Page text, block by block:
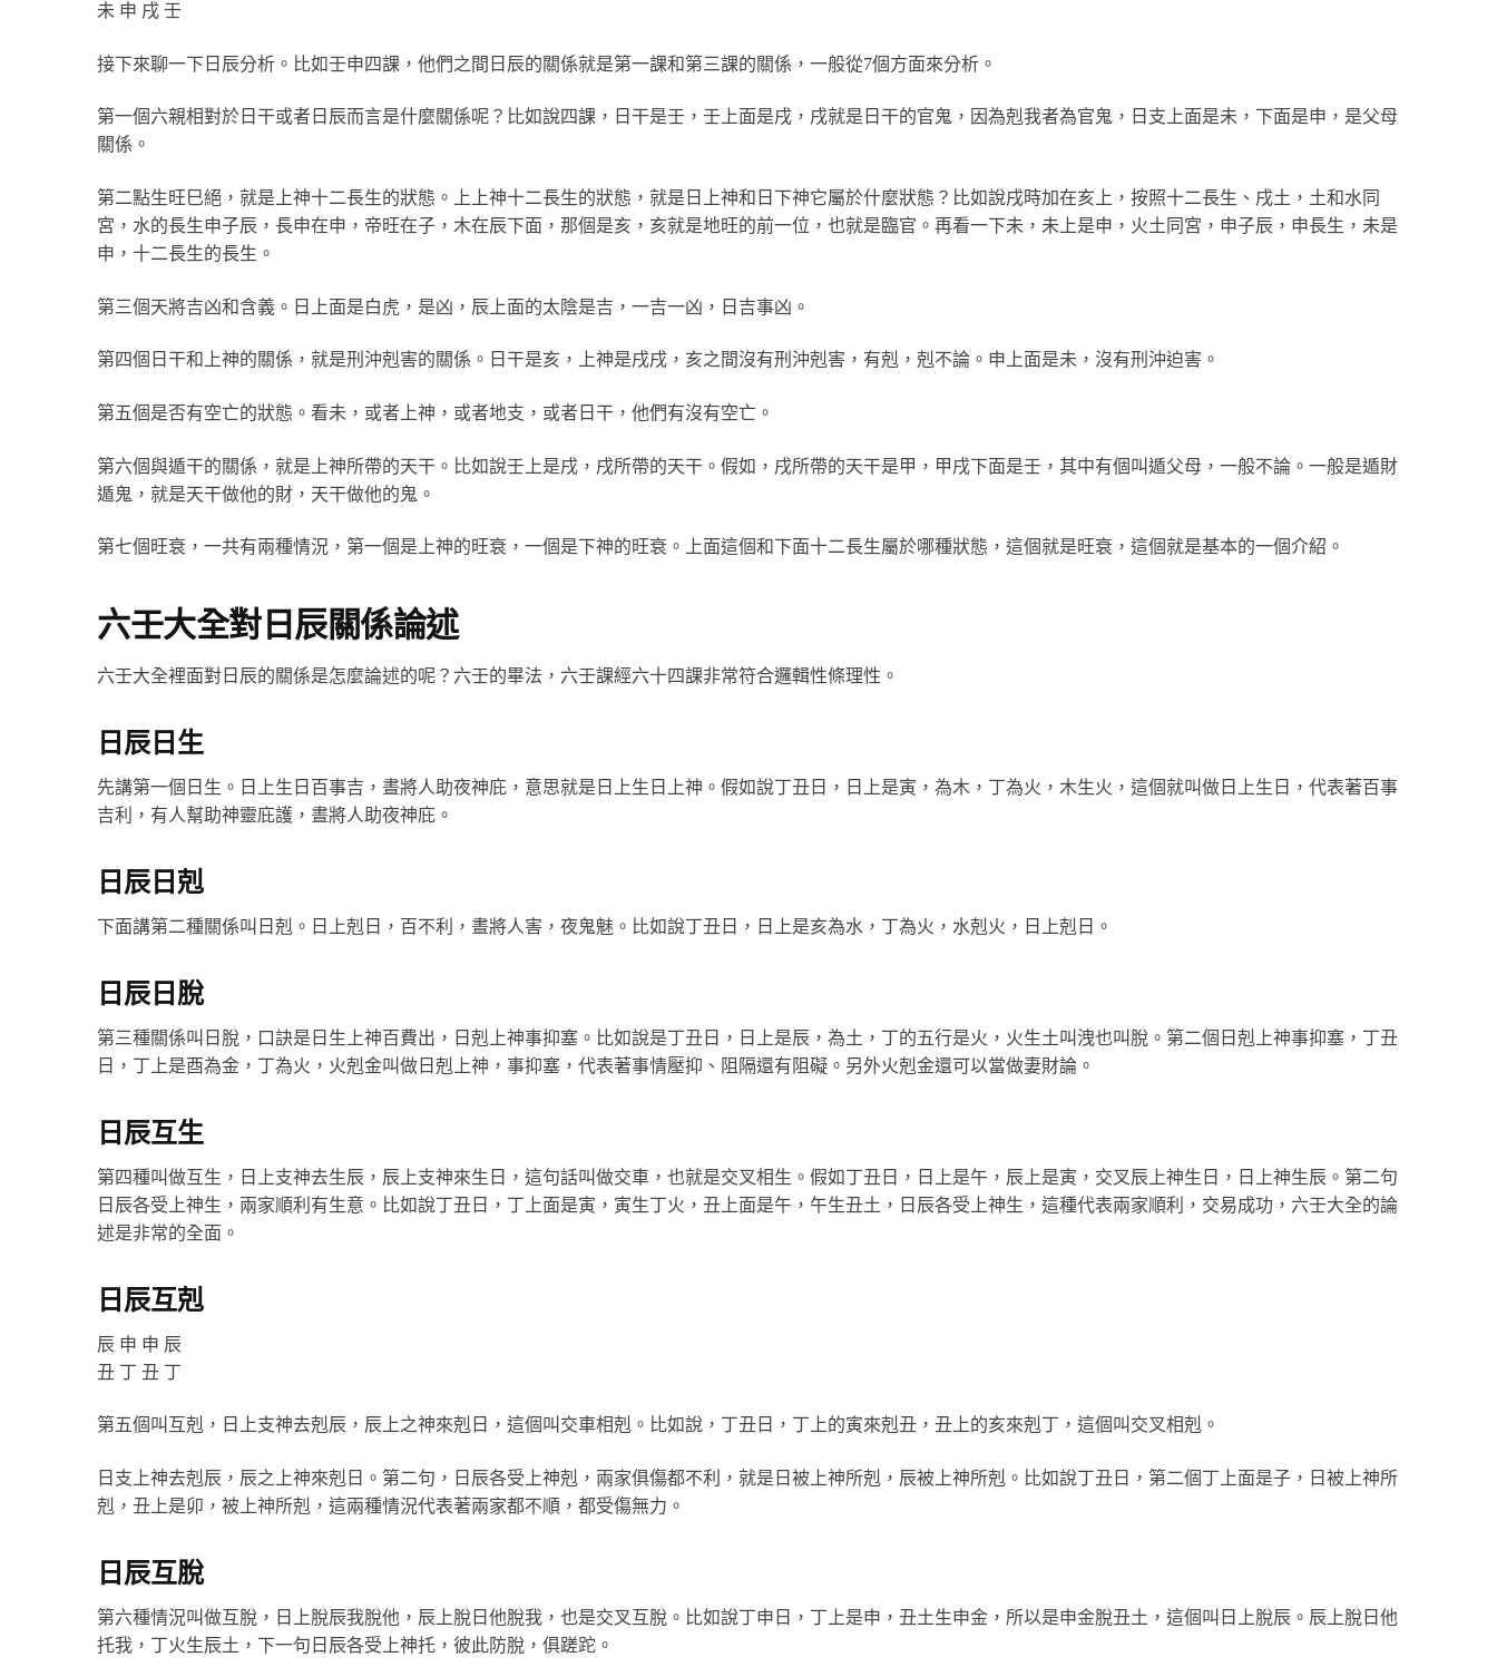
未 申 戌 壬
接下來聊一下日辰分析。比如壬申四課，他們之間日辰的關係就是第一課和第三課的關係，一般從7個方面來分析。
第一個六親相對於日干或者日辰而言是什麼關係呢？比如說四課，日干是壬，壬上面是戌，戌就是日干的官鬼，因為剋我者為官鬼，日支上面是未，下面是申，是父母
關係。
第二點生旺巳絕，就是上神十二長生的狀態。上上神十二長生的狀態，就是日上神和日下神它屬於什麼狀態？比如說戌時加在亥上，按照十二長生、戌土，土和水同
宮，水的長生申子辰，長申在申，帝旺在子，木在辰下面，那個是亥，亥就是地旺的前一位，也就是臨官。再看一下未，未上是申，火土同宮，申子辰，申長生，未是
申，十二長生的長生。
第三個天將吉凶和含義。日上面是白虎，是凶，辰上面的太陰是吉，一吉一凶，日吉事凶。
第四個日干和上神的關係，就是刑沖剋害的關係。日干是亥，上神是戌戌，亥之間沒有刑沖剋害，有剋，剋不論。申上面是未，沒有刑沖迫害。
第五個是否有空亡的狀態。看未，或者上神，或者地支，或者日干，他們有沒有空亡。
第六個與遁干的關係，就是上神所帶的天干。比如說壬上是戌，戌所帶的天干。假如，戌所帶的天干是甲，甲戌下面是壬，其中有個叫遁父母，一般不論。一般是遁財
遁鬼，就是天干做他的財，天干做他的鬼。
第七個旺衰，一共有兩種情況，第一個是上神的旺衰，一個是下神的旺衰。上面這個和下面十二長生屬於哪種狀態，這個就是旺衰，這個就是基本的一個介紹。
六壬大全對日辰關係論述
六壬大全裡面對日辰的關係是怎麼論述的呢？六壬的畢法，六壬課經六十四課非常符合邏輯性條理性。
日辰日生
先講第一個日生。日上生日百事吉，晝將人助夜神庇，意思就是日上生日上神。假如說丁丑日，日上是寅，為木，丁為火，木生火，這個就叫做日上生日，代表著百事
吉利，有人幫助神靈庇護，晝將人助夜神庇。
日辰日剋
下面講第二種關係叫日剋。日上剋日，百不利，晝將人害，夜鬼魅。比如說丁丑日，日上是亥為水，丁為火，水剋火，日上剋日。
日辰日脫
第三種關係叫日脫，口訣是日生上神百費出，日剋上神事抑塞。比如說是丁丑日，日上是辰，為土，丁的五行是火，火生土叫洩也叫脫。第二個日剋上神事抑塞，丁丑
日，丁上是酉為金，丁為火，火剋金叫做日剋上神，事抑塞，代表著事情壓抑、阻隔還有阻礙。另外火剋金還可以當做妻財論。
日辰互生
第四種叫做互生，日上支神去生辰，辰上支神來生日，這句話叫做交車，也就是交叉相生。假如丁丑日，日上是午，辰上是寅，交叉辰上神生日，日上神生辰。第二句
日辰各受上神生，兩家順利有生意。比如說丁丑日，丁上面是寅，寅生丁火，丑上面是午，午生丑土，日辰各受上神生，這種代表兩家順利，交易成功，六壬大全的論
述是非常的全面。
日辰互剋
辰 申 申 辰
丑 丁 丑 丁
第五個叫互剋，日上支神去剋辰，辰上之神來剋日，這個叫交車相剋。比如說，丁丑日，丁上的寅來剋丑，丑上的亥來剋丁，這個叫交叉相剋。
日支上神去剋辰，辰之上神來剋日。第二句，日辰各受上神剋，兩家俱傷都不利，就是日被上神所剋，辰被上神所剋。比如說丁丑日，第二個丁上面是子，日被上神所
剋，丑上是卯，被上神所剋，這兩種情況代表著兩家都不順，都受傷無力。
日辰互脫
第六種情況叫做互脫，日上脫辰我脫他，辰上脫日他脫我，也是交叉互脫。比如說丁申日，丁上是申，丑土生申金，所以是申金脫丑土，這個叫日上脫辰。辰上脫日他
托我，丁火生辰土，下一句日辰各受上神托，彼此防脫，俱蹉跎。